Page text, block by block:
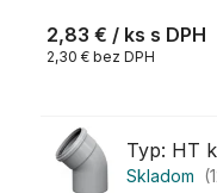
2,83 € / ks
2,30 € bez DPH
Typ: HT
Skladom